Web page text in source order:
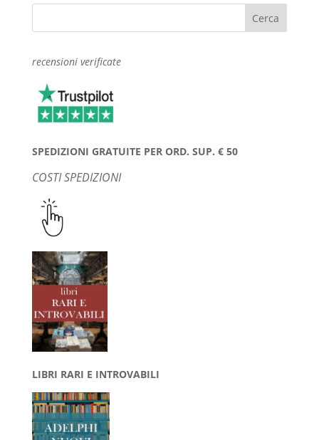
recensioni verificate
SPEDIZIONI GRATUITE PER ORD. SUP. € 50
COSTI SPEDIZIONI
LIBRI RARI E INTROVABILI